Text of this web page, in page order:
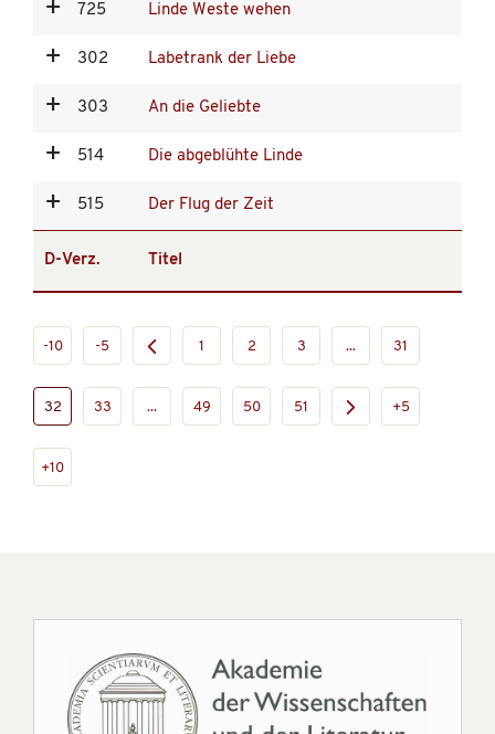
725 Linde Weste wehen
302 Labetrank der Liebe
303 An die Geliebte
514 Die abgeblühte Linde
515 Der Flug der Zeit
D-Verz. Titel
-10 -5 1 2 3 ... 31
32 33 ... 49 50 51 +5
+10